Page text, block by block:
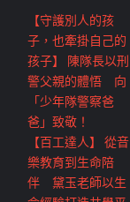
【守護別人的孩
子，也牽掛自己的
孩子】 陳隊長以刑
警父親的體悟 向
「少年隊警察爸
爸」致敬！
【百工達人】 從音
樂教育到生命陪
伴 黛玉老師以生